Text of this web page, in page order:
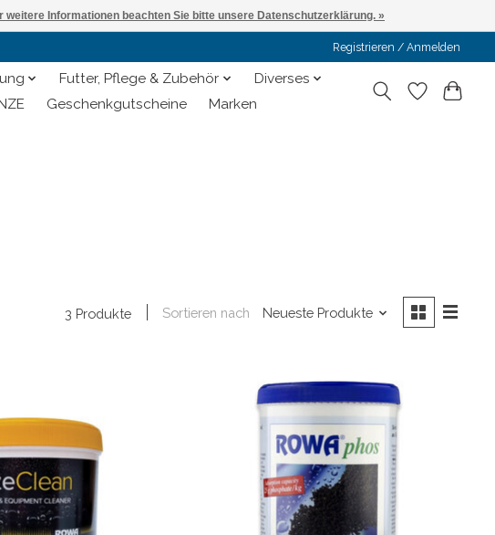
Registrieren / Anmelden
Futter, Pflege & Zubehör
Diverses
Geschenkgutscheine Marken
3 Produkte Sortieren nach Neueste Produkte
weitere Informationen beachten Sie bitte unsere Datenschutzerklärung. »